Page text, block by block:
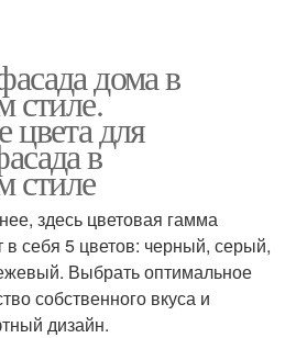
дома в
стиле.
для
в
стиле
здесь цветовая гамма
в себя 5 цветов: черный, серый,
Выбрать оптимальное
собственного вкуса и
дизайн.